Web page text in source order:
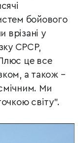
бойового
врізані у
СРСР,
це все
а також –
Ми
світу".